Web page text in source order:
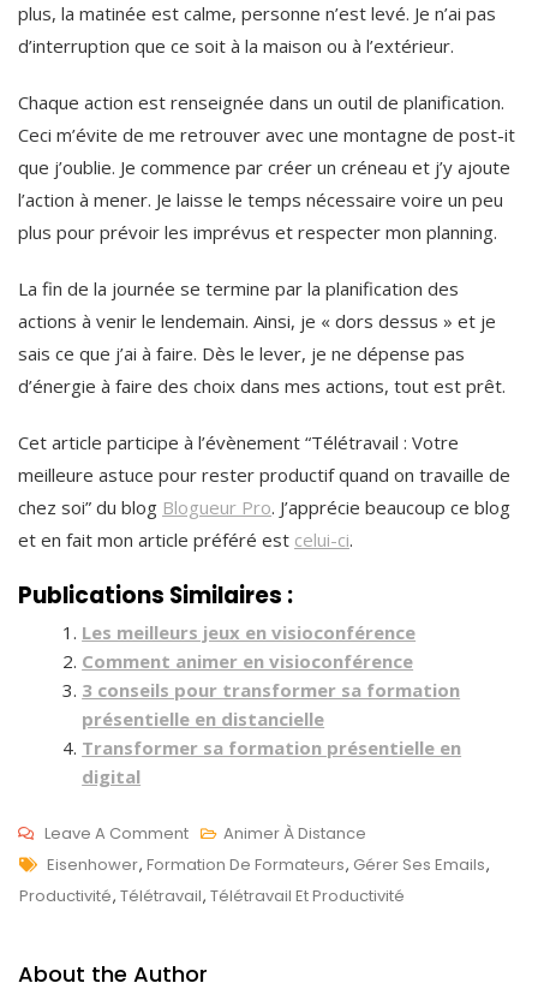
plus, la matinée est calme, personne n’est levé. Je n’ai pas
d’interruption que ce soit à la maison ou à l’extérieur.
Chaque action est renseignée dans un outil de planification.
Ceci m’évite de me retrouver avec une montagne de post-it
que j’oublie. Je commence par créer un créneau et j’y ajoute
l’action à mener. Je laisse le temps nécessaire voire un peu
plus pour prévoir les imprévus et respecter mon planning.
La fin de la journée se termine par la planification des
actions à venir le lendemain. Ainsi, je « dors dessus » et je
sais ce que j’ai à faire. Dès le lever, je ne dépense pas
d’énergie à faire des choix dans mes actions, tout est prêt.
Cet article participe à l’évènement “Télétravail : Votre
meilleure astuce pour rester productif quand on travaille de
chez soi” du blog Blogueur Pro. J’apprécie beaucoup ce blog
et en fait mon article préféré est celui-ci.
Publications Similaires :
Les meilleurs jeux en visioconférence
Comment animer en visioconférence
3 conseils pour transformer sa formation
présentielle en distancielle
Transformer sa formation présentielle en
digital
A
V
0
Leave A CommentOn
Télétravail
:
Astuce
Animer À Distance
Tags
Eisenhower, Formation De Formateurs, Gérer Ses Emails,
Productivité, Télétravail, Télétravail Et Productivité
About the Author